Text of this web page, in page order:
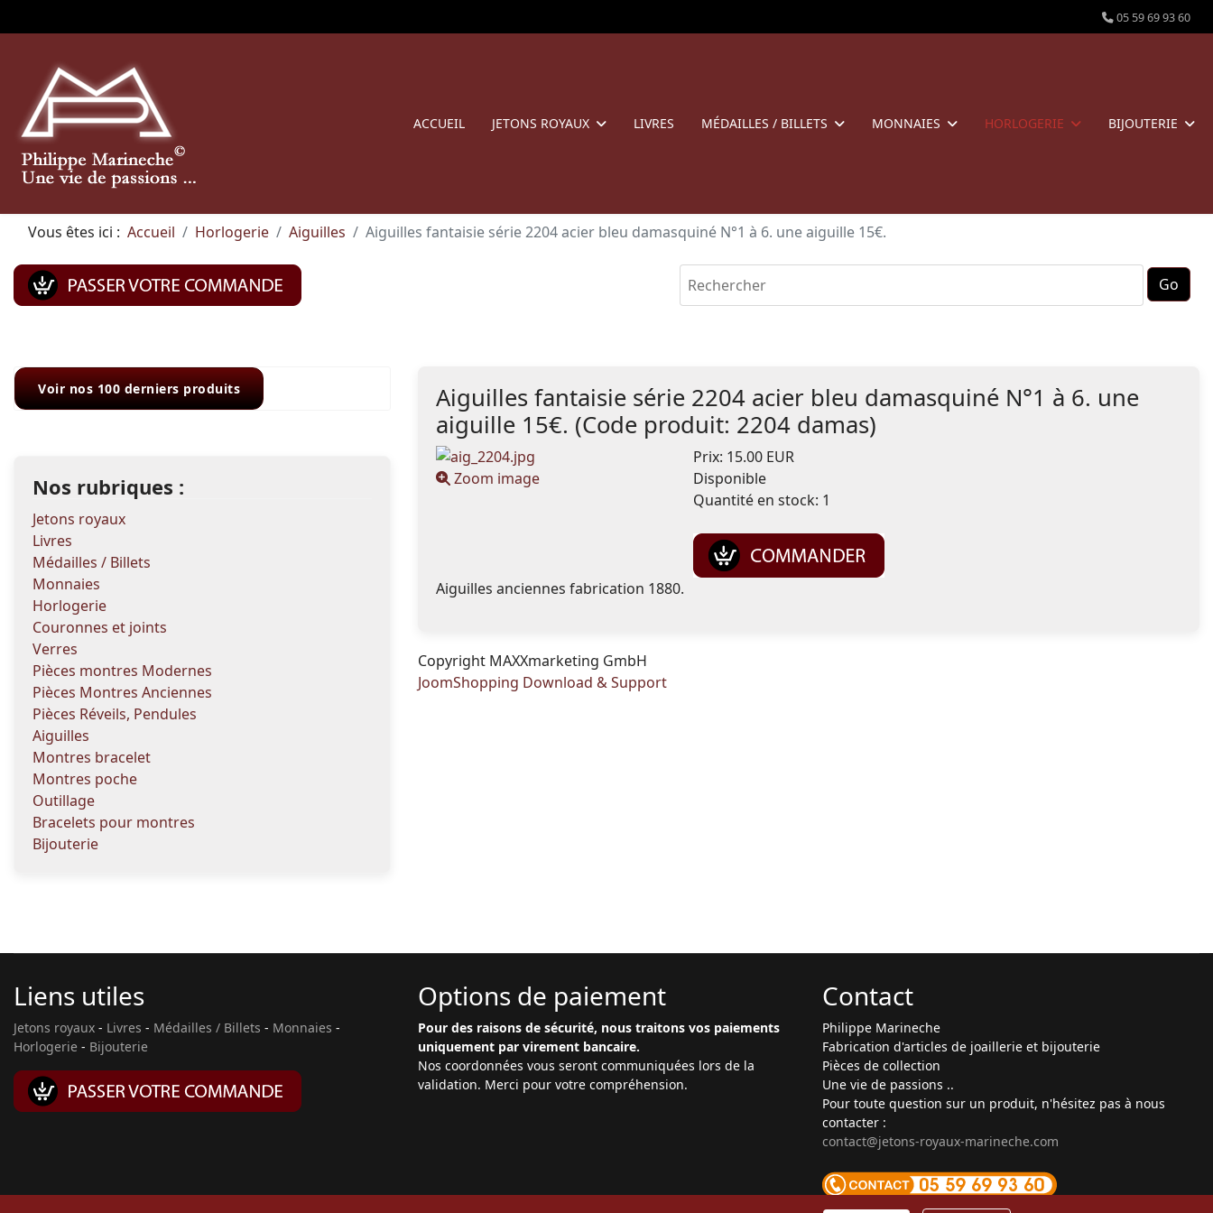
05 59 69 93 60
ACCUEIL JETONS ROYAUX LIVRES MÉDAILLES / BILLETS MONNAIES HORLOGERIE BIJOUTERIE
Vous êtes ici : Accueil Horlogerie Aiguilles Aiguilles fantaisie série 2204 acier bleu damasquiné N°1 à 6. une aiguille 15€.
Voir nos 100 derniers produits
Nos rubriques :
Jetons royaux
Livres
Médailles / Billets
Monnaies
Horlogerie
Couronnes et joints
Verres
Pièces montres Modernes
Pièces Montres Anciennes
Pièces Réveils, Pendules
Aiguilles
Montres bracelet
Montres poche
Outillage
Bracelets pour montres
Bijouterie
Aiguilles fantaisie série 2204 acier bleu damasquiné N°1 à 6. une
aiguille 15€. (Code produit: 2204 damas)
Zoom image
Prix: 15.00 EUR
Disponible
Quantité en stock: 1
Aiguilles anciennes fabrication 1880.
Copyright MAXXmarketing GmbH
JoomShopping Download & Support
Liens utiles
Jetons royaux - Livres - Médailles / Billets - Monnaies -
Horlogerie - Bijouterie
Options de paiement
Pour des raisons de sécurité, nous traitons vos paiements
uniquement par virement bancaire.
Nos coordonnées vous seront communiquées lors de la
validation. Merci pour votre compréhension.
Contact
Philippe Marineche
Fabrication d'articles de joaillerie et bijouterie
Pièces de collection
Une vie de passions ..
Pour toute question sur un produit, n'hésitez pas à nous
contacter :
contact@jetons-royaux-marineche.com